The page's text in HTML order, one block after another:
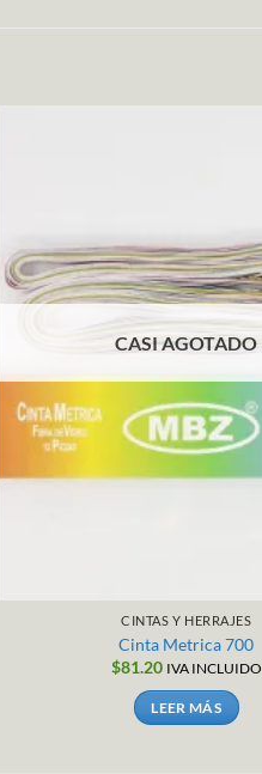
CASI AGOTADO
CINTAS Y HERRAJES
Cinta Metrica 700
$81.20 IVA INCLUIDO
LEER MÁS